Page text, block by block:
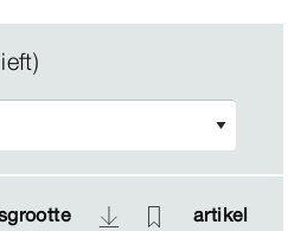
artikel
artikel